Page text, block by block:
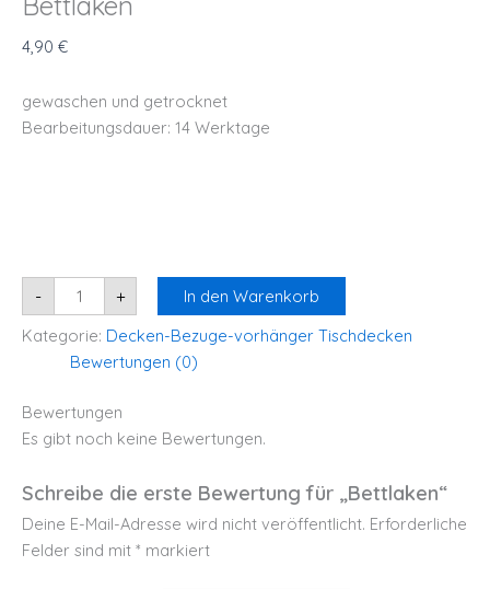
4,90 €
gewaschen und getrocknet
Bearbeitungsdauer: 14 Werktage
- +
In den Warenkorb
Kategorie: Decken-Bezuge-vorhänger Tischdecken
Bewertungen (0)
Bewertungen
Es gibt noch keine Bewertungen.
Schreibe die erste Bewertung für „Bettlaken“
Deine E-Mail-Adresse wird nicht veröffentlicht. Erforderliche
Felder sind mit * markiert